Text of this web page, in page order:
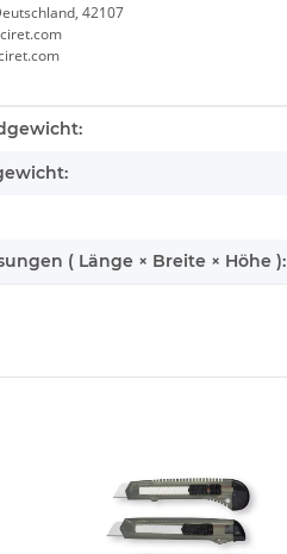
42107
( Länge × Breite × Höhe ):